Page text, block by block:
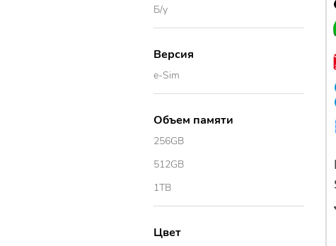
Б/у
Версия
e-Sim
Объем памяти
256GB
512GB
1TB
Цвет